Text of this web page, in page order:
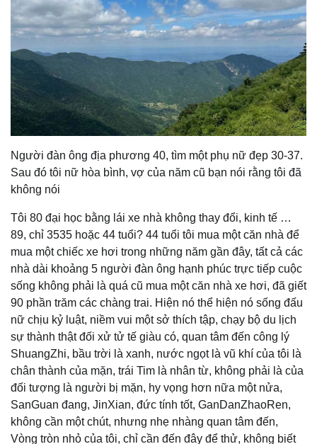
Người đàn ông địa phương 40, tìm một phụ nữ đẹp 30-37.
Sau đó tôi nữ hòa bình, vợ của năm cũ bạn nói rằng tôi đã
không nói
Tôi 80 đại học bằng lái xe nhà không thay đổi, kinh tế …
89, chỉ 3535 hoặc 44 tuổi? 44 tuổi tôi mua một căn nhà để
mua một chiếc xe hơi trong những năm gần đây, tất cả các
nhà dài khoảng 5 người đàn ông hạnh phúc trực tiếp cuộc
sống không phải là quá cũ mua một căn nhà xe hơi, đã giết
90 phần trăm các chàng trai. Hiện nó thể hiện nó sống đấu
nữ chịu kỷ luật, niềm vui một sở thích tập, chạy bộ du lịch
sự thành thật đối xử tử tế giàu có, quan tâm đến công lý
ShuangZhi, bầu trời là xanh, nước ngọt là vũ khí của tôi là
chân thành của mặn, trái Tim là nhân từ, không phải là của
đối tượng là người bị mặn, hy vọng hơn nữa một nửa,
SanGuan đang, JinXian, đức tính tốt, GanDanZhaoRen,
không cần một chút, nhưng nhẹ nhàng quan tâm đến,
Vòng tròn nhỏ của tôi, chỉ cần đến đây để thử, không biết